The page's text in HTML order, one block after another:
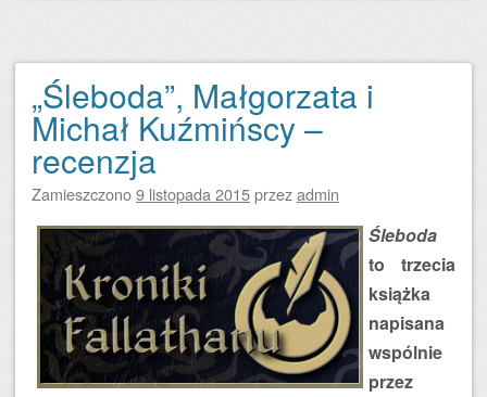
„Śleboda”, Małgorzata i
Michał Kuźmińscy –
recenzja
Zamieszczono9 listopada 2015przezadmin
Śleboda
to trzecia
książka
napisana
wspólnie
przez